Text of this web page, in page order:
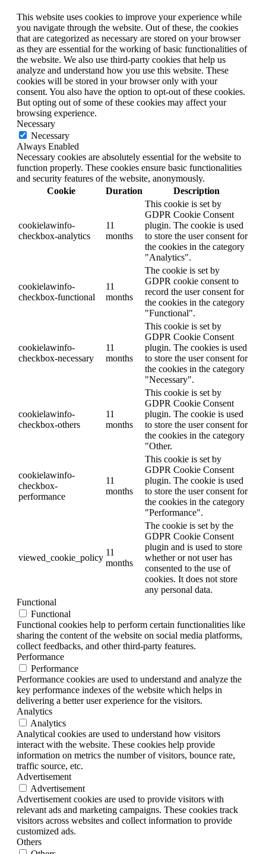
This website uses cookies to improve your experience while
you navigate through the website. Out of these, the cookies
that are categorized as necessary are stored on your browser
as they are essential for the working of basic functionalities of
the website. We also use third-party cookies that help us
analyze and understand how you use this website. These
cookies will be stored in your browser only with your
consent. You also have the option to opt-out of these cookies.
But opting out of some of these cookies may affect your
browsing experience.
Necessary
Necessary
Always Enabled
Necessary cookies are absolutely essential for the website to
function properly. These cookies ensure basic functionalities
and security features of the website, anonymously.
Cookie
Duration Description
cookielawinfo-
checkbox-analytics
11
months
This cookie is set by
GDPR Cookie Consent
plugin. The cookie is used
to store the user consent for
the cookies in the category
"Analytics".
cookielawinfo-
checkbox-functional
11
months
The cookie is set by
GDPR cookie consent to
record the user consent for
the cookies in the category
"Functional".
cookielawinfo-
checkbox-necessary
11
months
This cookie is set by
GDPR Cookie Consent
plugin. The cookies is used
to store the user consent for
the cookies in the category
"Necessary".
cookielawinfo-
checkbox-others
11
months
This cookie is set by
GDPR Cookie Consent
plugin. The cookie is used
to store the user consent for
the cookies in the category
"Other.
cookielawinfo-
checkbox-
performance
11
months
This cookie is set by
GDPR Cookie Consent
plugin. The cookie is used
to store the user consent for
the cookies in the category
"Performance".
viewed_cookie_policy
11
months
The cookie is set by the
GDPR Cookie Consent
plugin and is used to store
whether or not user has
consented to the use of
cookies. It does not store
any personal data.
Functional
Functional
Functional cookies help to perform certain functionalities like
sharing the content of the website on social media platforms,
collect feedbacks, and other third-party features.
Performance
Performance
Performance cookies are used to understand and analyze the
key performance indexes of the website which helps in
delivering a better user experience for the visitors.
Analytics
Analytics
Analytical cookies are used to understand how visitors
interact with the website. These cookies help provide
information on metrics the number of visitors, bounce rate,
traffic source, etc.
Advertisement
Advertisement
Advertisement cookies are used to provide visitors with
relevant ads and marketing campaigns. These cookies track
visitors across websites and collect information to provide
customized ads.
Others